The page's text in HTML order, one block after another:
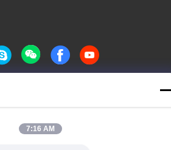
Rechte vorbehalten.
7:16 AM